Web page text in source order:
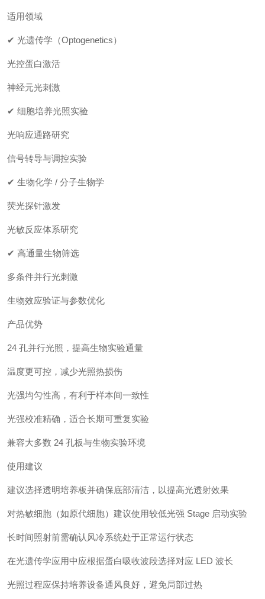
适用领域
✔ 光遗传学（Optogenetics）
光控蛋白激活
神经元光刺激
✔ 细胞培养光照实验
光响应通路研究
信号转导与调控实验
✔ 生物化学 / 分子生物学
荧光探针激发
光敏反应体系研究
✔ 高通量生物筛选
多条件并行光刺激
生物效应验证与参数优化
产品优势
24 孔并行光照，提高生物实验通量
温度更可控，减少光照热损伤
光强均匀性高，有利于样本间一致性
光强校准精确，适合长期可重复实验
兼容大多数 24 孔板与生物实验环境
使用建议
建议选择透明培养板并确保底部清洁，以提高光透射效果
对热敏细胞（如原代细胞）建议使用较低光强 Stage 启动实验
长时间照射前需确认风冷系统处于正常运行状态
在光遗传学应用中应根据蛋白吸收波段选择对应 LED 波长
光照过程应保持培养设备通风良好，避免局部过热